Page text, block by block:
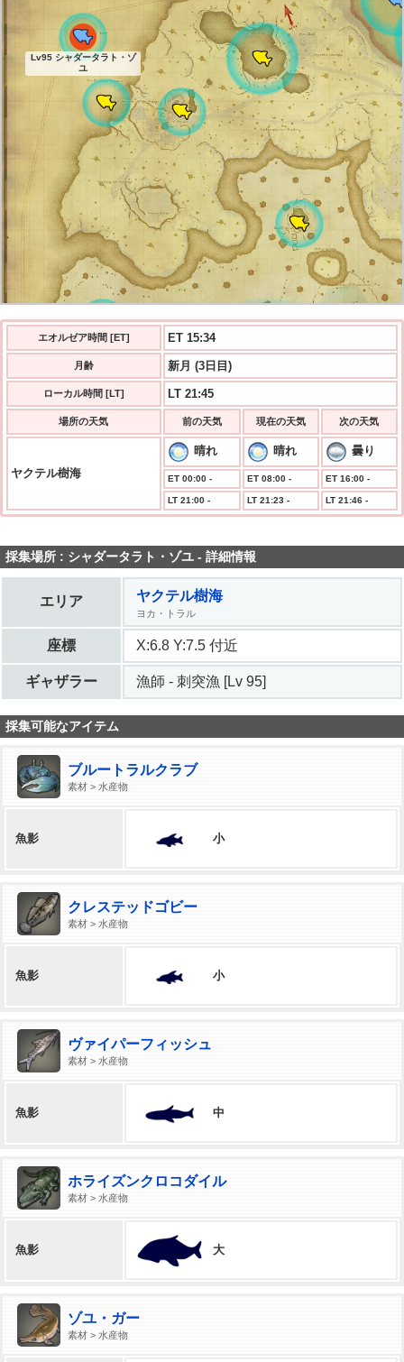
Lv95 シャダータラト・ゾ
ユ
エオルゼア時間 [ET] ET 15:35
月齢 新月 (3日目)
ローカル時間 [LT] LT 21:45
場所の天気 前の天気 現在の天気 次の天気
ヤクテル樹海
晴れ 晴れ 曇り
ET 00:00 - ET 08:00 - ET 16:00 -
LT 21:00 - LT 21:23 - LT 21:46 -
採集場所 : シャダータラト・ゾユ - 詳細情報
エリア ヤクテル樹海
ヨカ・トラル
座標 X:6.8 Y:7.5 付近
ギャザラー 漁師 - 刺突漁 [Lv 95]
採集可能なアイテム
ブルートラルクラブ
素材 > 水産物
魚影 小
クレステッドゴビー
素材 > 水産物
魚影 小
ヴァイパーフィッシュ
素材 > 水産物
魚影 中
ホライズンクロコダイル
素材 > 水産物
魚影 大
ゾユ・ガー
素材 > 水産物